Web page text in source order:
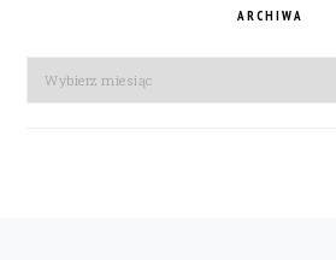
ARCHIWA
Archiwa